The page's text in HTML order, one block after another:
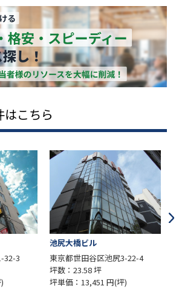
こちら
32-3
池尻大橋ビル
東京都世田谷区池尻3-22-4
坪数：23.58 坪
坪単価：13,451 円(坪)